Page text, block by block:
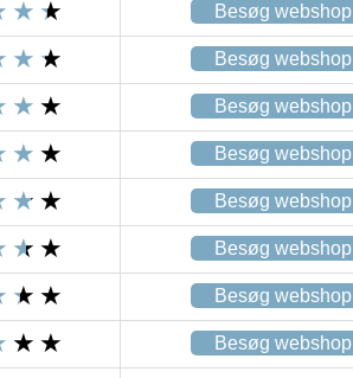
Besøg webshop
Besøg webshop
Besøg webshop
Besøg webshop
Besøg webshop
Besøg webshop
Besøg webshop
Besøg webshop